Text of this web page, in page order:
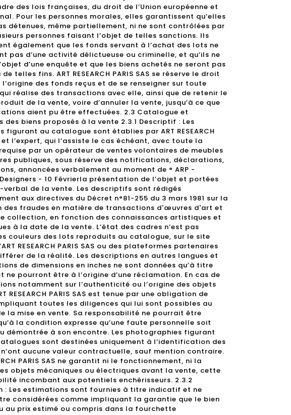
des lois françaises, du droit de l’Union européenne et
Pour les personnes morales, elles garantissent qu’elles
détenues, même partiellement, ni ne sont contrôlées par
personnes faisant l’objet de telles sanctions. Ils
également que les fonds servant à l’achat des lots ne
pas d’une activité délictueuse ou criminelle, et qu’ils ne
d’une enquête et que les biens achetés ne seront pas
telles fins. ART RESEARCH PARIS SAS se réserve le droit
des fonds reçus et de se renseigner sur toute
réalise des transactions avec elle, ainsi que de retenir le
de la vente, voire d’annuler la vente, jusqu’à ce que
aient pu être effectuées. 2.3 Catalogue et
des biens proposés à la vente 2.3.1 Descriptif : Les
figurant au catalogue sont établies par ART RESEARCH
et l’expert, qui l’assiste le cas échéant, avec toute la
par un opérateur de ventes volontaires de meubles
publiques, sous réserve des notifications, déclarations,
annoncées verbalement au moment de ° ARP -
- 10 Févrierla présentation de l’objet et portées
verbal de la vente. Les descriptifs sont rédigés
aux directives du Décret n°81-255 du 3 mars 1981 sur la
des fraudes en matière de transactions d'œuvres d'art et
collection, en fonction des connaissances artistiques et
à la date de la vente. L’état des cadres n’est pas
couleurs des lots reproduits au catalogue, sur le site
RESEARCH PARIS SAS ou des plateformes partenaires
de la réalité. Les descriptions en autres langues et
de dimensions en inches ne sont données qu’à titre
ne pourront être à l’origine d’une réclamation. En cas de
notamment sur l’authenticité ou l’origine des objets
RESEARCH PARIS SAS est tenue par une obligation de
toutes les diligences qui lui sont possibles au
la mise en vente. Sa responsabilité ne pourrait être
la condition expresse qu’une faute personnelle soit
démontrée à son encontre. Les photographies figurant
sont destinées uniquement à l’identification des
aucune valeur contractuelle, sauf mention contraire.
PARIS SAS ne garantit ni le fonctionnement, ni la
objets mécaniques ou électriques avant la vente, cette
incombant aux potentiels enchérisseurs. 2.3.2
: Les estimations sont fournies à titre indicatif et ne
considérées comme impliquant la garantie que le bien
au prix estimé ou compris dans la fourchette